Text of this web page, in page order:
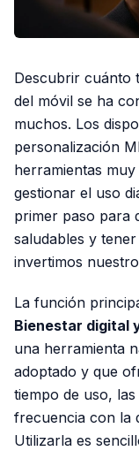
Descubrir cuánto
del móvil se ha
muchos. Los
personalización
herramientas
gestionar el uso
primer paso para
saludables y
invertimos
La función
Bienestar digital
una herramienta
adoptado y que
tiempo de uso,
frecuencia con la
Utilizarla es